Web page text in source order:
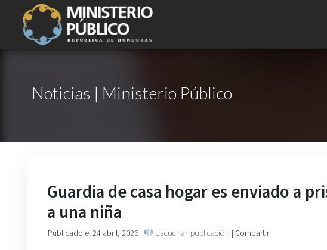
Noticias | Ministerio Público
Guardia de casa hogar es enviado a
a una niña
Publicado el 24 abril, 2026 | Escuchar publicación | Compartir